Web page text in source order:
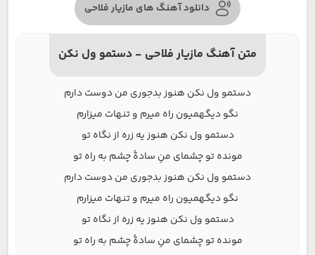
دانلود آهنگ های مازیار فلاحی
متن آهنگ مازیار فلاحی - دستمو ول نکن
دستمو ول نکن هنوز بدجوری من دوست دارم
نگو دیگهمیون راه میرم و تنهات میزارم
دستمو ول نکن هنوز یه زره از نگاه تو
مونده تو چشمای منِ سادهٔ چشم به راه تو
دستمو ول نکن هنوز بدجوری من دوست دارم
نگو دیگهمیون راه میرم و تنهات میزارم
دستمو ول نکن هنوز یه زره از نگاه تو
مونده تو چشمای منِ سادهٔ چشم به راه تو